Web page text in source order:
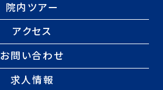
院内ツアー
アクセス
お問い合わせ
求人情報